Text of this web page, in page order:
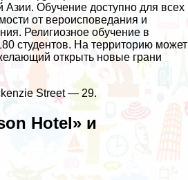
Азии. Обучение доступно для всех
от вероисповедания и
Религиозное обучение в
студентов. На территорию может
открыть новые грани
Street — 29.
Hotel» и